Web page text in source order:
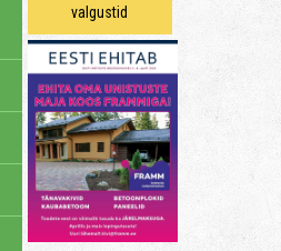
valgustid